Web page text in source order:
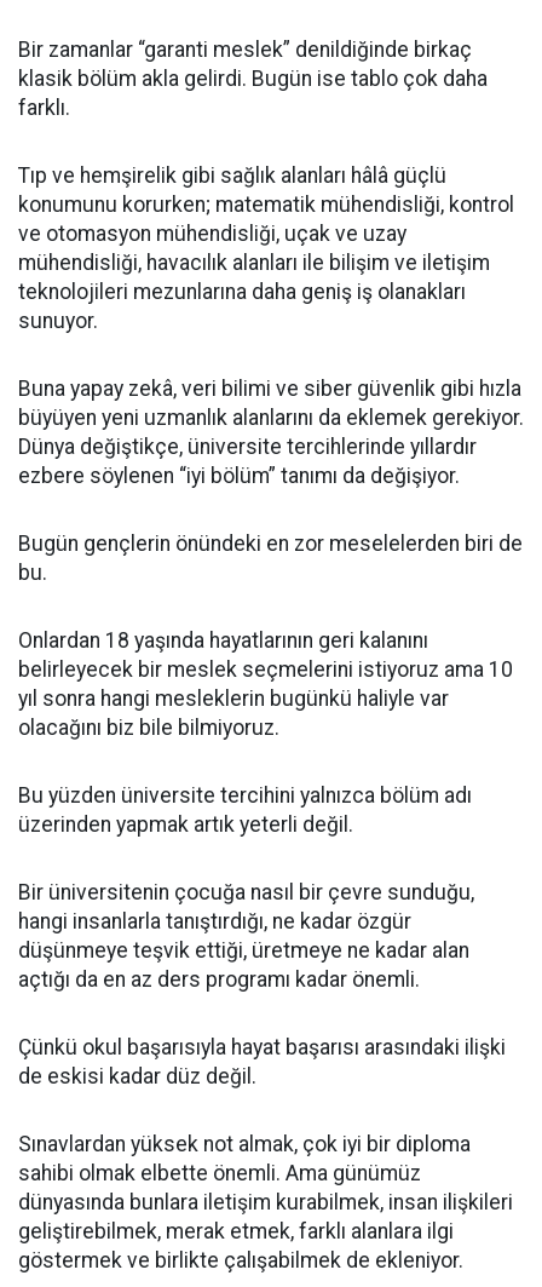
Bir zamanlar “garanti meslek” denildiğinde birkaç
klasik bölüm akla gelirdi. Bugün ise tablo çok daha
farklı.
Tıp ve hemşirelik gibi sağlık alanları hâlâ güçlü
konumunu korurken; matematik mühendisliği, kontrol
ve otomasyon mühendisliği, uçak ve uzay
mühendisliği, havacılık alanları ile bilişim ve iletişim
teknolojileri mezunlarına daha geniş iş olanakları
sunuyor.
Buna yapay zekâ, veri bilimi ve siber güvenlik gibi hızla
büyüyen yeni uzmanlık alanlarını da eklemek gerekiyor.
Dünya değiştikçe, üniversite tercihlerinde yıllardır
ezbere söylenen “iyi bölüm” tanımı da değişiyor.
Bugün gençlerin önündeki en zor meselelerden biri de
bu.
Onlardan 18 yaşında hayatlarının geri kalanını
belirleyecek bir meslek seçmelerini istiyoruz ama 10
yıl sonra hangi mesleklerin bugünkü haliyle var
olacağını biz bile bilmiyoruz.
Bu yüzden üniversite tercihini yalnızca bölüm adı
üzerinden yapmak artık yeterli değil.
Bir üniversitenin çocuğa nasıl bir çevre sunduğu,
hangi insanlarla tanıştırdığı, ne kadar özgür
düşünmeye teşvik ettiği, üretmeye ne kadar alan
açtığı da en az ders programı kadar önemli.
Çünkü okul başarısıyla hayat başarısı arasındaki ilişki
de eskisi kadar düz değil.
Sınavlardan yüksek not almak, çok iyi bir diploma
sahibi olmak elbette önemli. Ama günümüz
dünyasında bunlara iletişim kurabilmek, insan ilişkileri
geliştirebilmek, merak etmek, farklı alanlara ilgi
göstermek ve birlikte çalışabilmek de ekleniyor.